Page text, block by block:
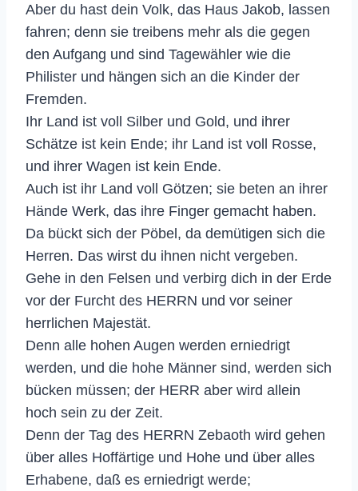
Aber du hast dein Volk, das Haus Jakob, lassen
fahren; denn sie treibens mehr als die gegen
den Aufgang und sind Tagewähler wie die
Philister und hängen sich an die Kinder der
Fremden.
Ihr Land ist voll Silber und Gold, und ihrer
Schätze ist kein Ende; ihr Land ist voll Rosse,
und ihrer Wagen ist kein Ende.
Auch ist ihr Land voll Götzen; sie beten an ihrer
Hände Werk, das ihre Finger gemacht haben.
Da bückt sich der Pöbel, da demütigen sich die
Herren. Das wirst du ihnen nicht vergeben.
Gehe in den Felsen und verbirg dich in der Erde
vor der Furcht des HERRN und vor seiner
herrlichen Majestät.
Denn alle hohen Augen werden erniedrigt
werden, und die hohe Männer sind, werden sich
bücken müssen; der HERR aber wird allein
hoch sein zu der Zeit.
Denn der Tag des HERRN Zebaoth wird gehen
über alles Hoffärtige und Hohe und über alles
Erhabene, daß es erniedrigt werde;